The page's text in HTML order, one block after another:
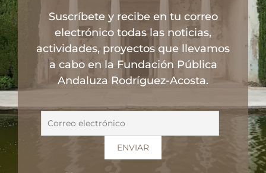
Suscríbete y recibe en tu correo
electrónico todas las noticias,
actividades, proyectos que llevamos
a cabo en la Fundación Pública
Andaluza Rodríguez-Acosta.